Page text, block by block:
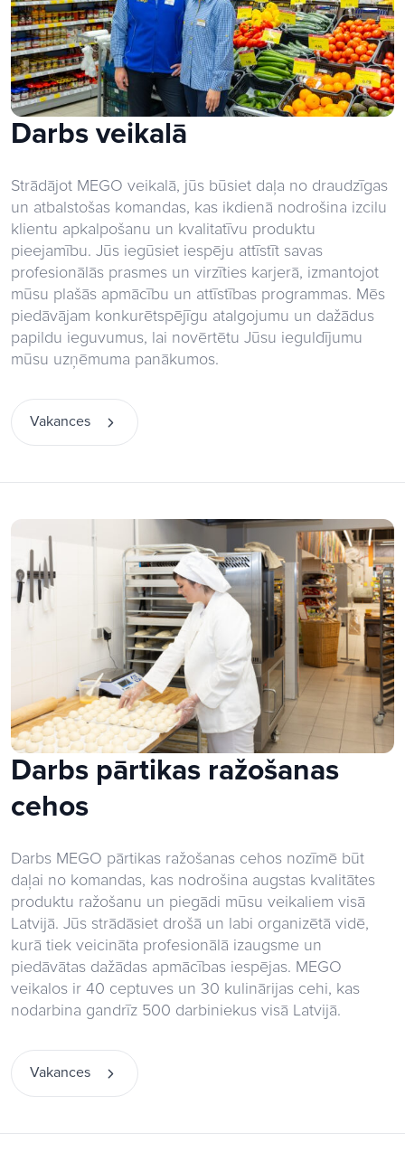
Darbs veikalā
Strādājot MEGO veikalā, jūs būsiet daļa no draudzīgas
un atbalstošas komandas, kas ikdienā nodrošina izcilu
klientu apkalpošanu un kvalitatīvu produktu
pieejamību. Jūs iegūsiet iespēju attīstīt savas
profesionālās prasmes un virzīties karjerā, izmantojot
mūsu plašās apmācību un attīstības programmas. Mēs
piedāvājam konkurētspējīgu atalgojumu un dažādus
papildu ieguvumus, lai novērtētu Jūsu ieguldījumu
mūsu uzņēmuma panākumos.
Vakances
Darbs pārtikas ražošanas
cehos
Darbs MEGO pārtikas ražošanas cehos nozīmē būt
daļai no komandas, kas nodrošina augstas kvalitātes
produktu ražošanu un piegādi mūsu veikaliem visā
Latvijā. Jūs strādāsiet drošā un labi organizētā vidē,
kurā tiek veicināta profesionālā izaugsme un
piedāvātas dažādas apmācības iespējas. MEGO
veikalos ir 40 ceptuves un 30 kulinārijas cehi, kas
nodarbina gandrīz 500 darbiniekus visā Latvijā.
Vakances